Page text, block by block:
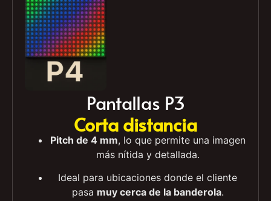
Pantallas P3
Corta distancia
más nítida y detallada.